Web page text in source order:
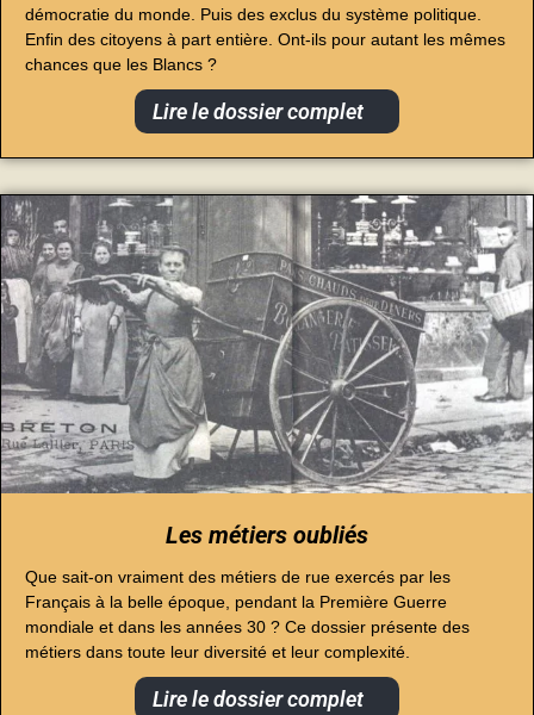
démocratie du monde. Puis des exclus du système politique.
Enfin des citoyens à part entière. Ont-ils pour autant les mêmes
chances que les Blancs ?
Lire le dossier complet
Les métiers oubliés
Que sait-on vraiment des métiers de rue exercés par les
Français à la belle époque, pendant la Première Guerre
mondiale et dans les années 30 ? Ce dossier présente des
métiers dans toute leur diversité et leur complexité.
Lire le dossier complet